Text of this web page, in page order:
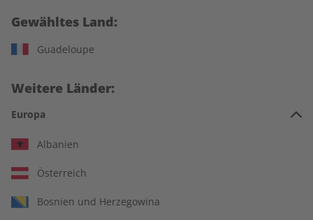
IHRE VORTEILE
Gewähltes Land:
Guadeloupe
Weitere Länder:
Europa
Albanien
Österreich
Bosnien und Herzegowina